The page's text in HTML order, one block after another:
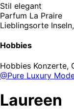
Stil elegant
Parfum La Praire
Lieblingsorte
Hobbies
Hobbies Konzerte,
@Pure Luxury
Laureen